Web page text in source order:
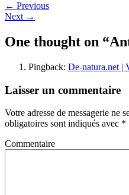
← Previous
Next →
One thought on “
Pingback: De-natura.net |
Laisser un commentaire
Votre adresse de messagerie ne
obligatoires sont indiqués avec *
Commentaire